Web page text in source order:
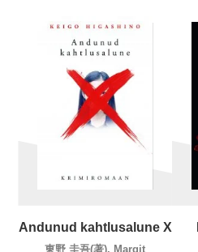
Andunud kahtlusalune X
東野 圭吾(著), Margit